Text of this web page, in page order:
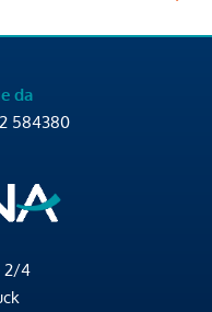
da
584380
2/4